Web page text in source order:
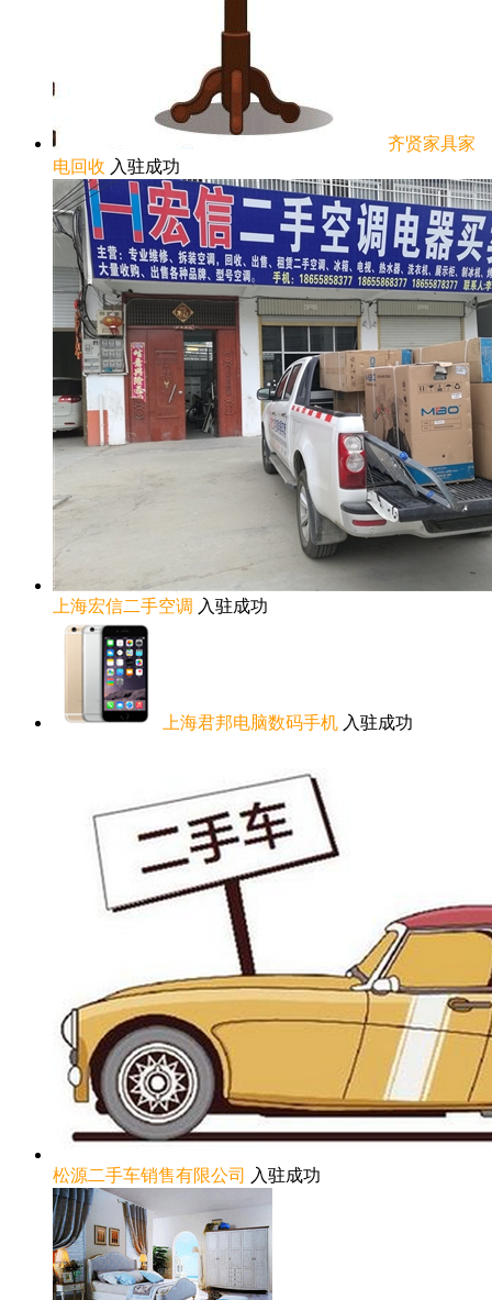
齐贤家具家
电回收 入驻成功
上海宏信二手空调 入驻成功
上海君邦电脑数码手机 入驻成功
松源二手车销售有限公司 入驻成功